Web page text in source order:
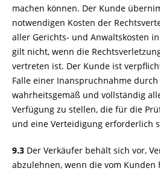
machen können. Der Kunde
notwendigen Kosten der
aller Gerichts- und Anwaltskosten
gilt nicht, wenn die
vertreten ist. Der Kunde ist
Falle einer Inanspruchnahme
wahrheitsgemäß und vollständig
Verfügung zu stellen, die für die
und eine Verteidigung erforderlich
9.3 Der Verkäufer behält sich vor,
abzulehnen, wenn die vom